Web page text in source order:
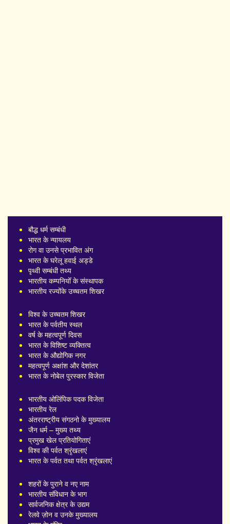
बौद्ध धर्म सम्बंधी
भारत के न्यायलय
रोग वा उनसे प्रभावित अंग
भारत के घरेलू हवाई अड्डे
पृथ्वी सम्बंधी तथ्य
भारतीय कम्पनियोँ के संस्थापक
भारतीय रज्योंके उच्चतम शिखर
विश्व के उच्चतम शिखर
भारत के पर्वतीय स्थल
वर्ष के महत्वपूर्ण दिवस
भारत के विशिष्ट व्यक्तित्व
भारत के औद्योगिक नगर
महत्वपूर्ण अक्षांश और देशांतर
भारत के नोबेल पुरस्कार विजेता
भारतीय ओलिंपिक पदक विजेता
भारतीय रेल
अंतरराष्ट्रीय संगठनो के मुख्यालय
जैन धर्म – मुख्य तथ्य
प्रमुख खेल प्रतियोगिताएं
विश्व की पर्वत श्रृंखलाएं
भारत के पर्वत तथा पर्वत श्रृंखलाएं
शहरों के पुराने व नए नाम
भारतीय संविधान के भाग
सार्वजनिक क्षेत्र के उद्यम
रेलवे ज़ोन व उनके मुख्यालय